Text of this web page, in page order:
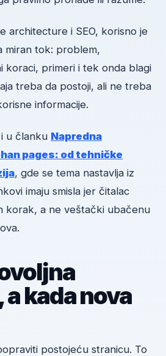
architecture i SEO, korisno je
miran tok: problem,
koraci, primeri i tek onda blagi
treba da postoji, ali ne treba
informacije.
u članku Napredna
pages: od tehničke
, gde se tema nastavlja iz
imaju smisla jer čitalac
korak, a ne veštački ubačenu
kada nova
postojeću stranicu. To